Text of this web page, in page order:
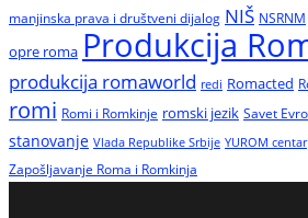
manjinska prava i društveni dijalog NIŠ NSRNM
opre roma Produkcija
produkcija romaworld redi Romacted
romi Romi i Romkinje romski jezik Savet
stanovanje Vlada Republike Srbije YUROM centar
Zapošljavanje Roma i Romkinja